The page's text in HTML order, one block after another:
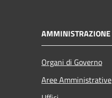
AMMINISTRAZIONE
Organi di Governo
Aree Amministrative